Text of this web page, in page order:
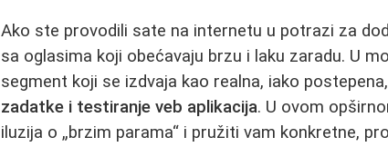
Ako ste provodili sate na internetu u potrazi za
sa oglasima koji obećavaju brzu i laku zaradu. U
segment koji se izdvaja kao realna, iako
zadatke i testiranje veb aplikacija. U ovom
iluzija o „brzim parama“ i pružiti vam konkretne,